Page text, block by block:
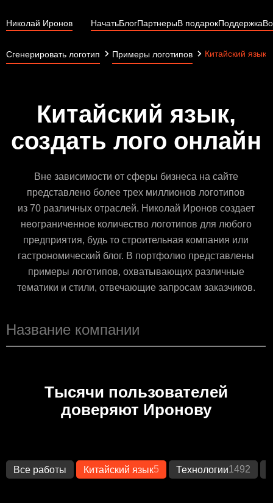
Николай Иронов НачатьБлогПартнерыВ подарокПоддержка
Сгенерировать логотип Примеры логотипов Китайский язык
Китайский язык,
создать лого онлайн
Вне зависимости от сферы бизнеса на сайте
представлено более трех миллионов логотипов
из 70 различных отраслей. Николай Иронов создает
неограниченное количество логотипов для любого
предприятия, будь то строительная компания или
гастрономический блог. В портфолио представлены
примеры логотипов, охватывающих различные
тематики и стили, отвечающие запросам заказчиков.
Тысячи пользователей
доверяют Иронову
Все работы Китайский язык5 Технологии1492